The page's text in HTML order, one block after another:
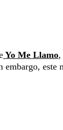
Yo Me Llamo,
embargo,